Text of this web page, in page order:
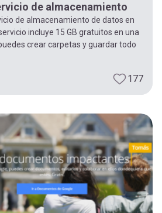
de almacenamiento
de almacenamiento de datos en
incluye 15 GB gratuitos en una
crear carpetas y guardar todo
177